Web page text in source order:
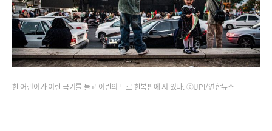
한 어린이가 이란 국기를 들고 이란의 도로 한복판에 서 있다. ⓒUPI/연합뉴스